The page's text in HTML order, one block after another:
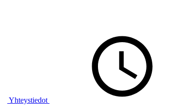
Yhteystiedot